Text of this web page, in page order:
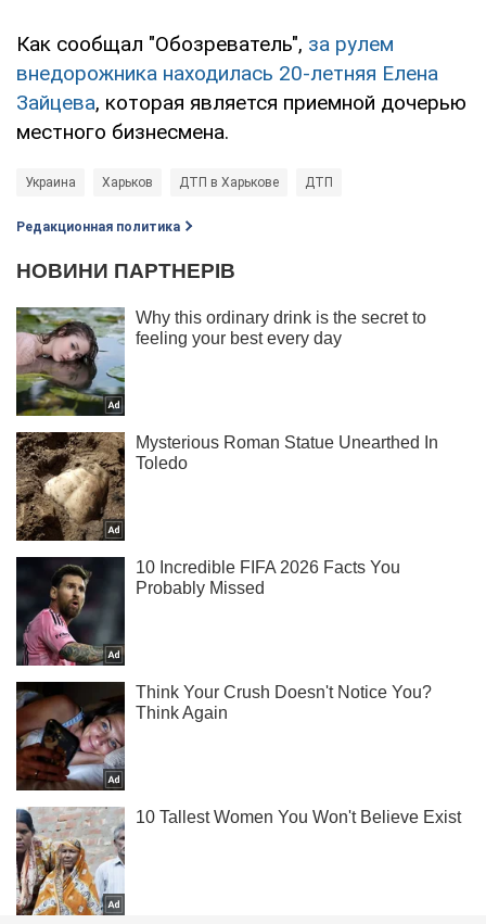
Как сообщал "Обозреватель", за рулем
внедорожника находилась 20-летняя Елена
Зайцева, которая является приемной дочерью
местного бизнесмена.
Украина Харьков ДТП в Харькове ДТП
Редакционная политика